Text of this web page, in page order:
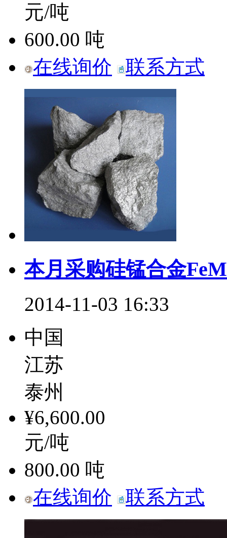
元/吨
600.00 吨
在线询价
联系方式
本月采购硅锰合金
2014-11-03 16:33
中国
江苏
泰州
¥6,600.00
元/吨
800.00 吨
在线询价
联系方式